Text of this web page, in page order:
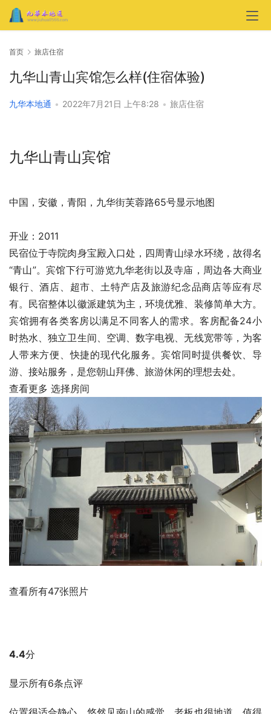
首页 旅店住宿
九华山青山宾馆怎么样(住宿体验)
九华本地通 • 2022年7月21日 上午8:28 • 旅店住宿
九华山青山宾馆
中国，安徽，青阳，九华街芙蓉路65号显示地图
开业：2011
民宿位于寺院肉身宝殿入口处，四周青山绿水环绕，故得名
“青山”。宾馆下行可游览九华老街以及寺庙，周边各大商业
银行、酒店、超市、土特产店及旅游纪念品商店等应有尽
有。民宿整体以徽派建筑为主，环境优雅、装修简单大方。
宾馆拥有各类客房以满足不同客人的需求。客房配备24小
时热水、独立卫生间、空调、数字电视、无线宽带等，为客
人带来方便、快捷的现代化服务。宾馆同时提供餐饮、导
游、接站服务，是您朝山拜佛、旅游休闲的理想去处。
查看更多 选择房间
查看所有47张照片
4.4分
显示所有6条点评